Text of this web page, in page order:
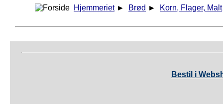
Hjemmeriet ► Brød ► Korn, Flager, Malt
Bestil i